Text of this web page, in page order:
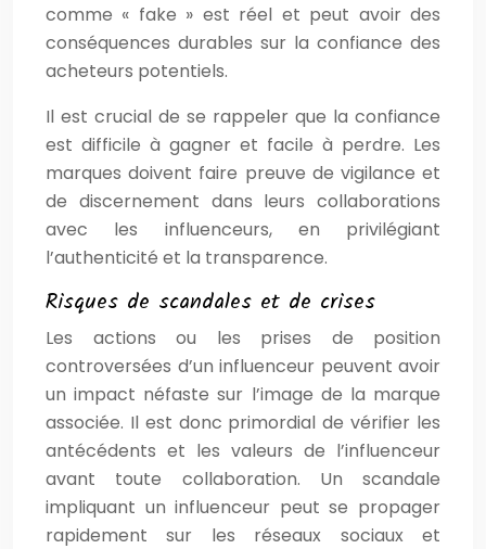
comme « fake » est réel et peut avoir des
conséquences durables sur la confiance des
acheteurs potentiels.
Il est crucial de se rappeler que la confiance
est difficile à gagner et facile à perdre. Les
marques doivent faire preuve de vigilance et
de discernement dans leurs collaborations
avec les influenceurs, en privilégiant
l’authenticité et la transparence.
Risques de scandales et de crises
Les actions ou les prises de position
controversées d’un influenceur peuvent avoir
un impact néfaste sur l’image de la marque
associée. Il est donc primordial de vérifier les
antécédents et les valeurs de l’influenceur
avant toute collaboration. Un scandale
impliquant un influenceur peut se propager
rapidement sur les réseaux sociaux et